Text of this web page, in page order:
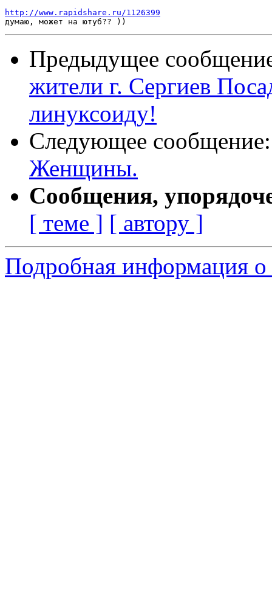
http://www.rapidshare.ru/1126399
Предыдущее
жители г. Сергиев
линуксоиду!
Следующее
Женщины.
Сообщения,
[ теме ] [ автору ]
Подробная информация о